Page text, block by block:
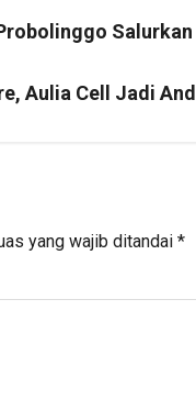
Aulia Cell Jadi
yang wajib ditandai *